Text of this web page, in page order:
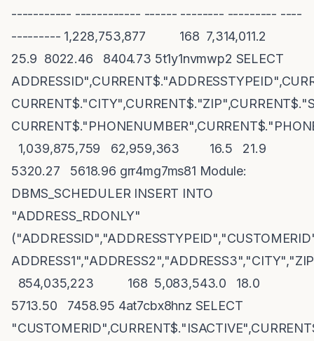
----------- ------------ ------ -------- --------- ----
--------- 1,228,753,877 168 7,314,011.2
25.9 8022.46 8404.73 5t1y1nvmwp2 SELECT
1,039,875,759 62,959,363 16.5 21.9
5320.27 5618.96 grr4mg7ms81 Module:
DBMS_SCHEDULER INSERT INTO
"ADDRESS_RDONLY"
854,035,223 168 5,083,543.0 18.0
5713.50 7458.95 4at7cbx8hnz SELECT